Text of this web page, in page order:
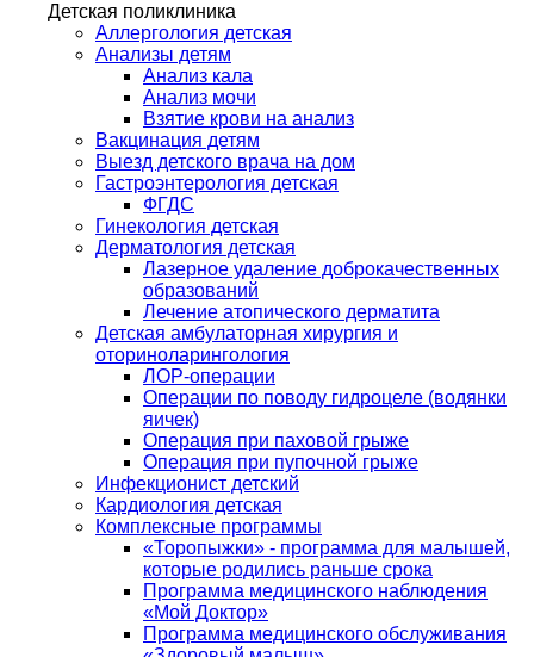
Детская поликлиника
Аллергология детская
Анализы детям
Анализ кала
Анализ мочи
Взятие крови на анализ
Вакцинация детям
Выезд детского врача на дом
Гастроэнтерология детская
ФГДС
Гинекология детская
Дерматология детская
Лазерное удаление доброкачественных
образований
Лечение атопического дерматита
Детская амбулаторная хирургия и
оториноларингология
ЛОР-операции
Операции по поводу гидроцеле (водянки
яичек)
Операция при паховой грыже
Операция при пупочной грыже
Инфекционист детский
Кардиология детская
Комплексные программы
«Торопыжки» - программа для малышей,
которые родились раньше срока
Программа медицинского наблюдения
«Мой Доктор»
Программа медицинского обслуживания